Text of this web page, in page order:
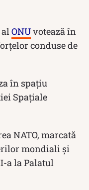
ONUvotează în
conduse de
în spațiu
Spațiale
NATO, marcată
mondiali și
a la Palatul